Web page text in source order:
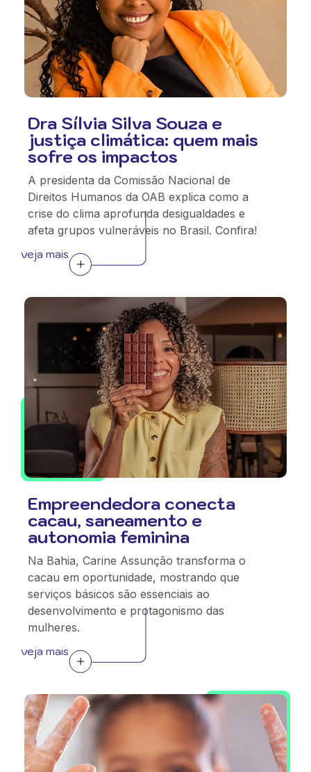
Dra Sílvia Silva Souza e
justiça climática: quem mais
sofre os impactos
A presidenta da Comissão Nacional de
Direitos Humanos da OAB explica como a
crise do clima aprofunda desigualdades e
afeta grupos vulneráveis no Brasil. Confira!
veja mais
Empreendedora conecta
cacau, saneamento e
autonomia feminina
Na Bahia, Carine Assunção transforma o
cacau em oportunidade, mostrando que
serviços básicos são essenciais ao
desenvolvimento e protagonismo das
mulheres.
veja mais